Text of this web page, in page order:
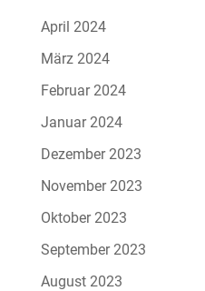
April 2024
März 2024
Februar 2024
Januar 2024
Dezember 2023
November 2023
Oktober 2023
September 2023
August 2023